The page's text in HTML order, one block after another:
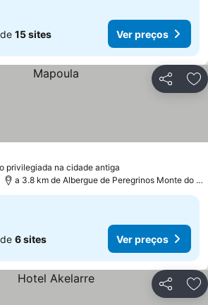
15 sites Ver preços
Partilhar
privilegiada na cidade antiga
a 3.8 km de Albergue de Peregrinos Monte do Gozo
6 sites Ver preços
Partilhar